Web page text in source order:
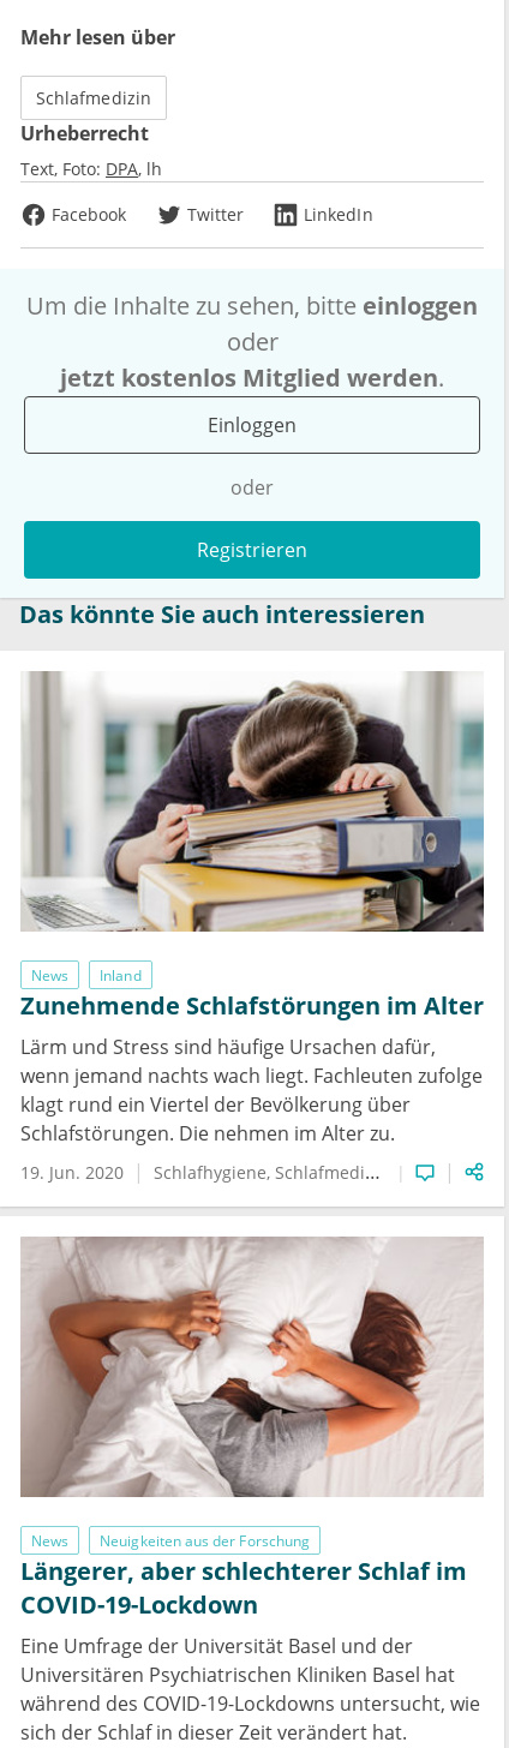
Mehr lesen über
Schlafmedizin
Urheberrecht
Text, Foto: DPA lh
Facebook
Twitter LinkedIn
Um die Inhalte zu sehen, bitte einloggen
oder
jetzt kostenlos Mitglied werden.
Einloggen
oder
Registrieren
Das könnte Sie auch interessieren
News Inland
Zunehmende Schlafstörungen im Alter
Lärm und Stress sind häufige Ursachen dafür,
wenn jemand nachts wach liegt. Fachleuten zufolge
klagt rund ein Viertel der Bevölkerung über
Schlafstörungen. Die nehmen im Alter zu.
19. Jun. 2020 Schlafhygiene Schlafmedizin
News Neuigkeiten aus der Forschung
Längerer, aber schlechterer Schlaf im
COVID-19-Lockdown
Eine Umfrage der Universität Basel und der
Universitären Psychiatrischen Kliniken Basel hat
während des COVID-19-Lockdowns untersucht, wie
sich der Schlaf in dieser Zeit verändert hat.